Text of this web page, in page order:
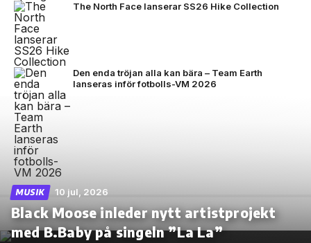
The North Face lanserar SS26 Hike Collection
Den enda tröjan alla kan bära – Team Earth
lanseras inför fotbolls-VM 2026
MUSIK 10 jul, 2026
Black Moose inleder nytt artistprojekt
med B.Baby på singeln ”La La”